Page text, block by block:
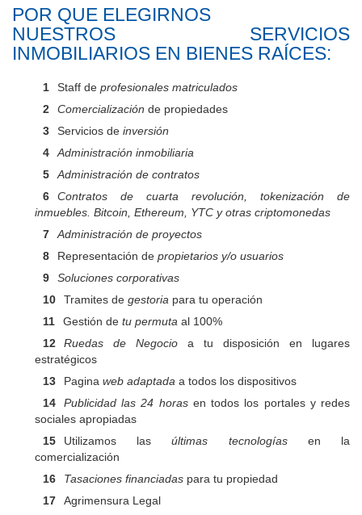
POR QUE ELEGIRNOS
NUESTROS SERVICIOS
INMOBILIARIOS EN BIENES RAÍCES:
Staff de profesionales matriculados
Comercialización de propiedades
Servicios de inversión
Administración inmobiliaria
Administración de contratos
Contratos de cuarta revolución, tokenización de
inmuebles. Bitcoin, Ethereum, YTC y otras criptomonedas
Administración de proyectos
Representación de propietarios y/o usuarios
Soluciones corporativas
Tramites de gestoria para tu operación
Gestión de tu permuta al 100%
Ruedas de Negocio a tu disposición en lugares
estratégicos
Pagina web adaptada a todos los dispositivos
Publicidad las 24 horasen todos los portales y redes
sociales apropiadas
Utilizamos lasúltimas tecnologíasen la
comercialización
Tasaciones financiadas para tu propiedad
Agrimensura Legal